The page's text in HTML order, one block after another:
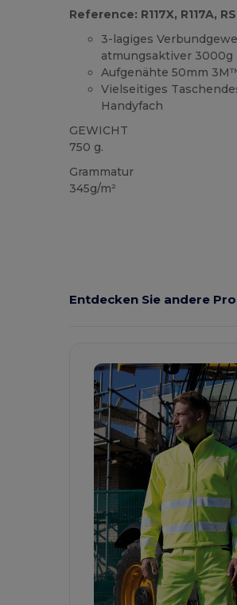
Reference: R117X, R117A,
3-lagiges
atmungsaktiver 3000g
Aufgenähte 50mm
Vielseitiges
Handyfach
GEWICHT
750 g.
Grammatur
345g/m²
Entdecken Sie andere